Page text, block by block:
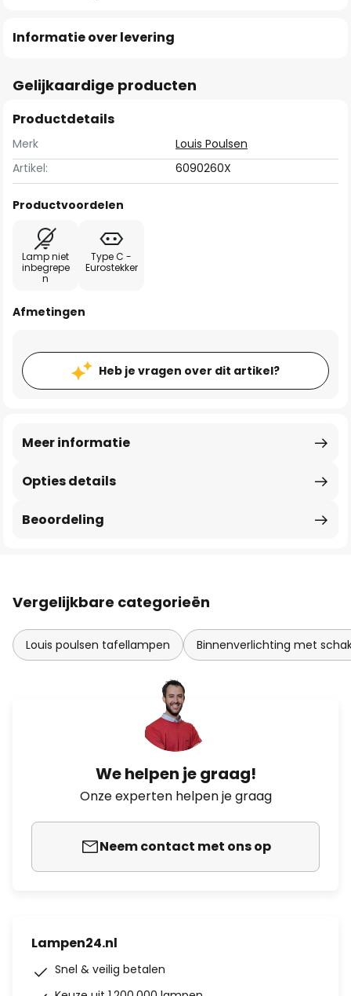
Informatie over levering
Gelijkaardige producten
Productdetails
Merk
Louis Poulsen
Artikel:
6090260X
Productvoordelen
Lamp niet
inbegrepe
n
Type C -
Eurostekker
Afmetingen
Heb je vragen over dit artikel?
Opties details
Meer informatie
Beoordeling
Vergelijkbare categorieën
Louis poulsen tafellampen Binnenverlichting met
We helpen je graag!
Onze experten helpen je graag
Neem contact met ons op
Lampen24.nl
Snel & veilig betalen